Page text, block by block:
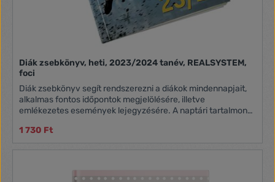
Diák zsebkönyv, heti, 2023/2024 tanév, REALSYSTEM,
foci
Diák zsebkönyv segít rendszerezni a diákok mindennapjait,
alkalmas fontos időpontok megjelölésére, illetve
emlékezetes események lejegyzésére. A naptári tartalmon
ezek mindig kéznél vannak, és segítséget nyújtanak
különféle területeken. -méret: 125×205 mm -lap típusa:
egyéb programok rögzítésére alkalmas táblázatok, 108 oldal
1 730 Ft